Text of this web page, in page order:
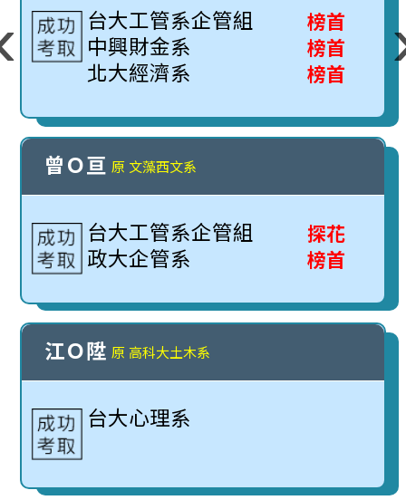
台大工管系企管組 榜首
中興財金系 榜首
北大經濟系 榜首
曾Ｏ亘 原 文藻西文系
台大工管系企管組 探花
政大企管系 榜首
江Ｏ陞 原 高科大土木系
台大心理系